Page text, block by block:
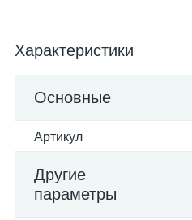
Характеристики
Основные
Артикул
Другие
параметры